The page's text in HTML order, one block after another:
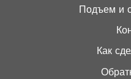
Подъем и
Как